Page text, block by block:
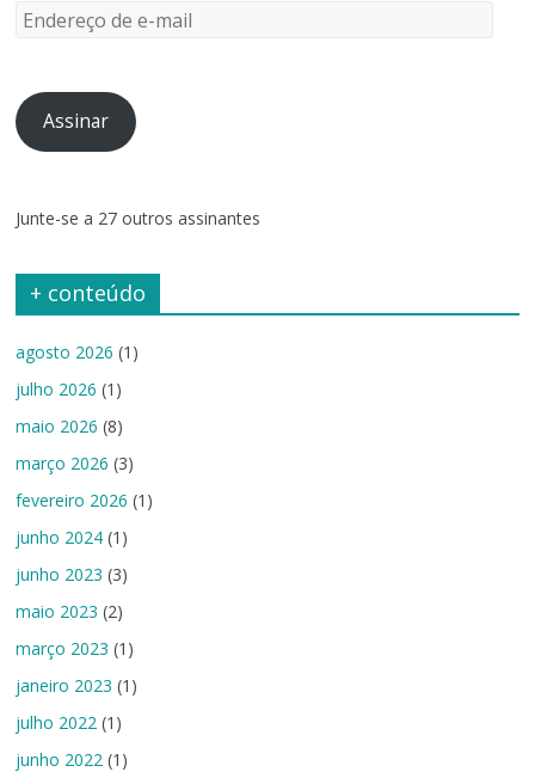
Endereço
mail
Assinar
Junte-se a 27 outros assinantes
+ conteúdo
agosto 2026 (1)
julho 2026 (1)
maio 2026 (8)
março 2026 (3)
fevereiro 2026 (1)
junho 2024 (1)
junho 2023 (3)
maio 2023 (2)
março 2023 (1)
janeiro 2023 (1)
julho 2022 (1)
junho 2022 (1)